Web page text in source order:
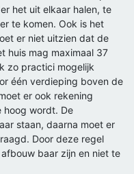
het uit elkaar halen, te
te komen. Ook is het
er niet uitzien dat de
huis mag maximaal 37
zo practici mogelijk
één verdieping boven de
er ook rekening
hoog wordt. De
staan, daarna moet er
Door deze regel
baar zijn en niet te